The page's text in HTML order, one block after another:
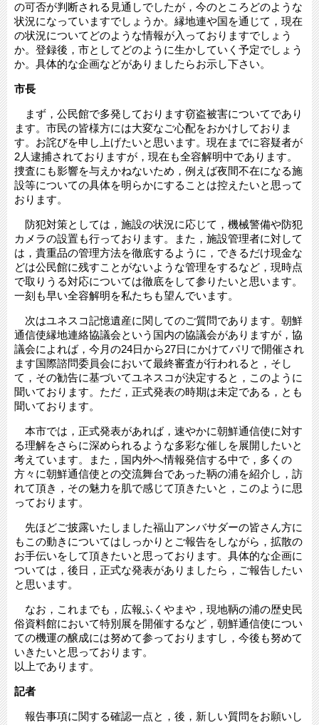
の可否が判断される見通しでしたが，今のところどのような
状況になっていますでしょうか。縁地連や国を通じて，現在
の状況についてどのような情報が入っておりますでしょう
か。登録後，市としてどのように生かしていく予定でしょう
か。具体的な企画などがありましたらお示し下さい。
市長
まず，公民館で多発しております窃盗被害についてであり
ます。市民の皆様方には大変なご心配をおかけしておりま
す。お詫びを申し上げたいと思います。現在までに容疑者が
2人逮捕されておりますが，現在も全容解明中であります。
捜査にも影響を与えかねないため，例えば夜間不在になる施
設等についての具体を明らかにすることは控えたいと思って
おります。
防犯対策としては，施設の状況に応じて，機械警備や防犯
カメラの設置も行っております。また，施設管理者に対して
は，貴重品の管理方法を徹底するように，できるだけ現金な
どは公民館に残すことがないような管理をするなど，現時点
で取りうる対応については徹底をして参りたいと思います。
一刻も早い全容解明を私たちも望んでいます。
次はユネスコ記憶遺産に関してのご質問であります。朝鮮
通信使縁地連絡協議会という国内の協議会がありますが，協
議会によれば，今月の24日から27日にかけてパリで開催され
ます国際諮問委員会において最終審査が行われると，そし
て，その勧告に基づいてユネスコが決定すると，このように
聞いております。ただ，正式発表の時期は未定である，とも
聞いております。
本市では，正式発表があれば，速やかに朝鮮通信使に対す
る理解をさらに深められるような多彩な催しを展開したいと
考えています。また，国内外へ情報発信する中で，多くの
方々に朝鮮通信使との交流舞台であった鞆の浦を紹介し，訪
れて頂き，その魅力を肌で感じて頂きたいと，このように思
っております。
先ほどご披露いたしました福山アンバサダーの皆さん方に
もこの動きについてはしっかりとご報告をしながら，拡散の
お手伝いをして頂きたいと思っております。具体的な企画に
ついては，後日，正式な発表がありましたら，ご報告したい
と思います。
なお，これまでも，広報ふくやまや，現地鞆の浦の歴史民
俗資料館において特別展を開催するなど，朝鮮通信使につい
ての機運の醸成には努めて参っておりますし，今後も努めて
いきたいと思っております。
以上であります。
記者
報告事項に関する確認一点と，後，新しい質問をお願いし